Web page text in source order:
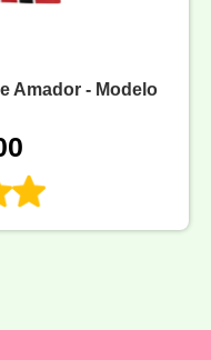
Amador - Modelo